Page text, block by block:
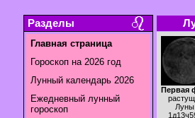
Разделы
Главная страница
Гороскоп на 2026 год
Лунный календарь 2026
Ежедневный лунный
гороскоп
Первая
Луны.